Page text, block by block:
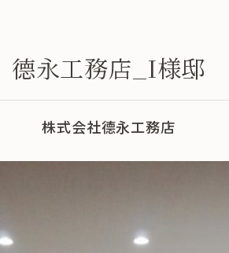
德永工務店_I様邸
株式会社德永工務店